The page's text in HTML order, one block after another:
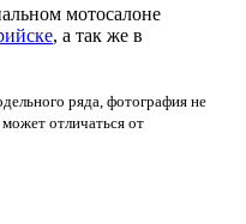
мотосалоне
, а так же в
ряда, фотография не
может отличаться от